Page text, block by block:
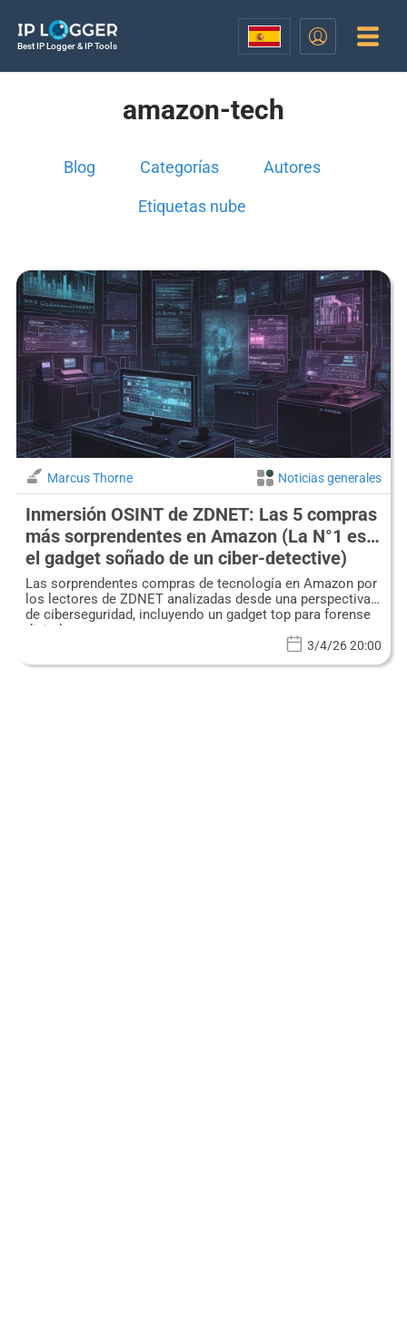
Best IP Logger & IP Tools
amazon-tech
Blog Categorías Autores
Etiquetas nube
Marcus Thorne Noticias generales
Inmersión OSINT de ZDNET: Las 5 compras
más sorprendentes en Amazon (La N°1 es
el gadget soñado de un ciber-detective)
Las sorprendentes compras de tecnología en Amazon por
los lectores de ZDNET analizadas desde una perspectiva
de ciberseguridad, incluyendo un gadget top para forense
digital.
3/4/26 20:00